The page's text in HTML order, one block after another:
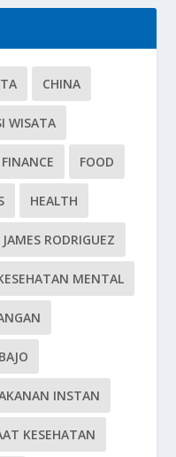
CHINA
WISATA
FINANCE FOOD
HEALTH
JAMES RODRIGUEZ
MENTAL
INSTAN
KESEHATAN